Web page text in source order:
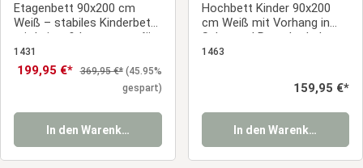
Etagenbett 90x200 cm
Weiß – stabiles Kinderbett
mit Leiter & Lattenrost für
Geschwisterzimmer
1431
Verkaufspreis:
199,95 €* Regulärer Preis:
369,95 €* (45.95%
gespart)
In den Warenkorb
Hochbett Kinder 90x200
cm Weiß mit Vorhang in
Schwarz | Rutsche | ohne
Lattenrost | Pirat | Jungen
1463
Regulärer Preis:
159,95 €*
In den Warenkorb